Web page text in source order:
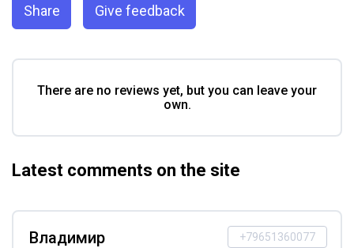
Share Give feedback
There are no reviews yet, but you can leave your
own.
Latest comments on the site
+79651360077
Владимир